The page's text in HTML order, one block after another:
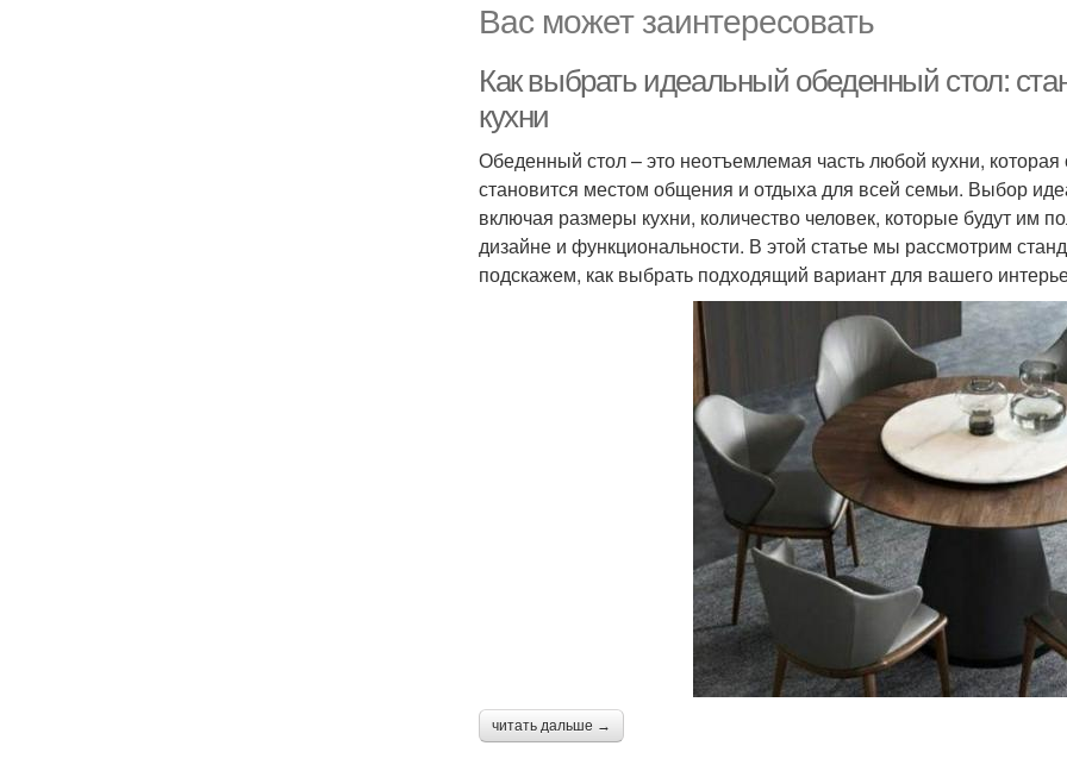
Вас может заинтересовать
Как выбрать идеальный обеденный стол:
кухни
Обеденный стол – это неотъемлемая часть любой кухни,
становится местом общения и отдыха для всей семьи. Выбор
включая размеры кухни, количество человек, которые будут им
дизайне и функциональности. В этой статье мы рассмотрим
подскажем, как выбрать подходящий вариант для вашего
читать дальше →